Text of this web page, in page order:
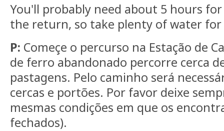
You'll probably need about 5 hours
the return, so take plenty of water
P: Começe o percurso na Estação de
de ferro abandonado percorre cerca
pastagens. Pelo caminho será
cercas e portões. Por favor deixe
mesmas condições em que os
fechados).